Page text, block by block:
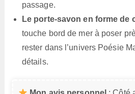
passage.
Le porte-savon en forme de
touche bord de mer à poser
rester dans l’univers Poésie
détails.